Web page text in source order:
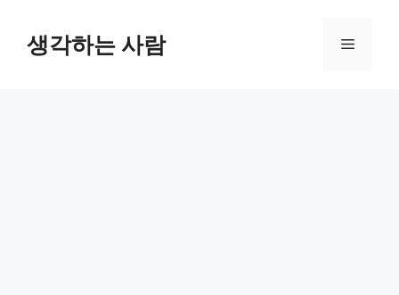
content생각하는 사람 Menu